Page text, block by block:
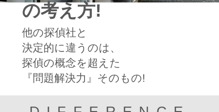
の考え方!
他の探偵社と
決定的に違うのは、
探偵の概念を超えた
『問題解決力』そのもの!